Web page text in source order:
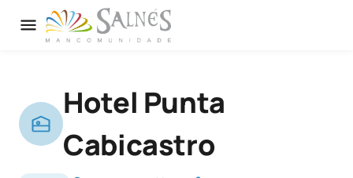
Hotel Punta
Cabicastro